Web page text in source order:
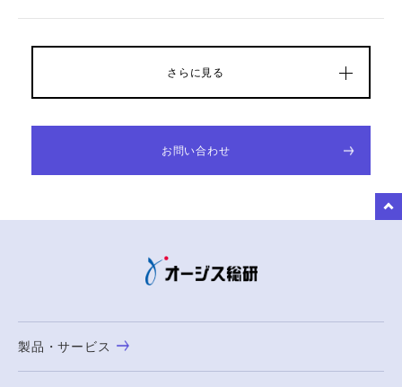
さらに見る
お問い合わせ
製品・サービス